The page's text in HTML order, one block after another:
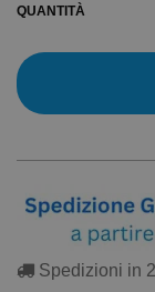
QUANTITÀ
Spedizioni in